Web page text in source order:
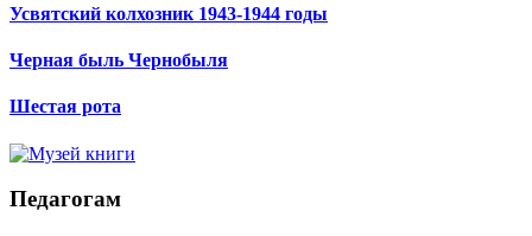
Усвятский колхозник 1943-1944 годы
Черная быль Чернобыля
Шестая рота
Педагогам